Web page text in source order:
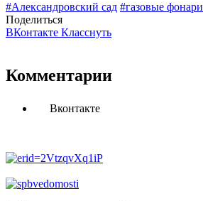
#Александровский сад #газовые фонари
Поделиться
ВКонтакте Класснуть
Комментарии
Вконтакте